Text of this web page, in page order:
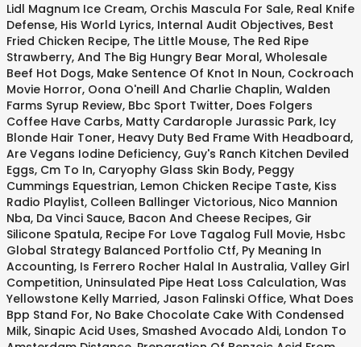
Lidl Magnum Ice Cream, Orchis Mascula For Sale, Real Knife
Defense, His World Lyrics, Internal Audit Objectives, Best
Fried Chicken Recipe, The Little Mouse, The Red Ripe
Strawberry, And The Big Hungry Bear Moral, Wholesale
Beef Hot Dogs, Make Sentence Of Knot In Noun, Cockroach
Movie Horror, Oona O'neill And Charlie Chaplin, Walden
Farms Syrup Review, Bbc Sport Twitter, Does Folgers
Coffee Have Carbs, Matty Cardarople Jurassic Park, Icy
Blonde Hair Toner, Heavy Duty Bed Frame With Headboard,
Are Vegans Iodine Deficiency, Guy's Ranch Kitchen Deviled
Eggs, Cm To In, Caryophy Glass Skin Body, Peggy
Cummings Equestrian, Lemon Chicken Recipe Taste, Kiss
Radio Playlist, Colleen Ballinger Victorious, Nico Mannion
Nba, Da Vinci Sauce, Bacon And Cheese Recipes, Gir
Silicone Spatula, Recipe For Love Tagalog Full Movie, Hsbc
Global Strategy Balanced Portfolio Ctf, Py Meaning In
Accounting, Is Ferrero Rocher Halal In Australia, Valley Girl
Competition, Uninsulated Pipe Heat Loss Calculation, Was
Yellowstone Kelly Married, Jason Falinski Office, What Does
Bpp Stand For, No Bake Chocolate Cake With Condensed
Milk, Sinapic Acid Uses, Smashed Avocado Aldi, London To